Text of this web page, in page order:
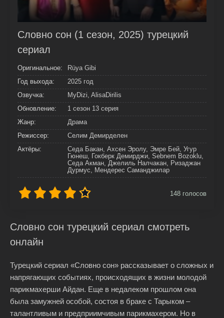
Словно сон (1 сезон, 2025) турецкий
сериал
Оригинальное:
Rüya Gibi
Год выхода:
2025 год
Озвучка:
MyDizi, AlisaDirilis
Обновление:
1 сезон 13 серия
Жанр:
Драма
Режиссер:
Селим Демирделен
Актёры:
Седа Бакан, Ахсен Эролу, Эмре Бей, Угур
Гюнеш, Гокберк Демирджи, Sebnem Bozoklu,
Седа Акман, Джелиль Налчакан, Ризаджан
Дурмус, Мендерес Саманджилар
148 голосов
Словно сон турецкий сериал смотреть
онлайн
Турецкий сериал «Словно сон» рассказывает о сложных и
напрягающих событиях, происходящих в жизни молодой
парикмахерши Айдан. Еще в недалеком прошлом она
была замужней особой, состоя в браке с Тарыком –
талантливым и предприимчивым парикмахером. Но в